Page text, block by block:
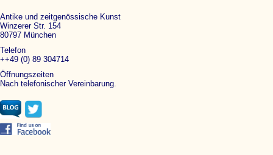
Antike und zeitgenössische Kunst
Winzerer Str. 154
80797 München
Telefon
++49 (0) 89 304714
Öffnungszeiten
Nach telefonischer Vereinbarung.